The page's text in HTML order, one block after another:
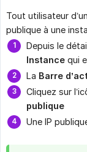
Tout utilisateur
publique à une
Depuis le
Instance qui
La Barre
Cliquez sur
publique
Une IP